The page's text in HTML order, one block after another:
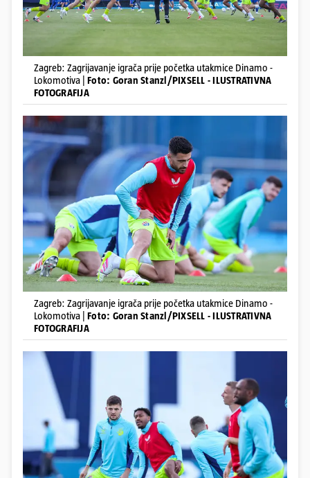
Zagreb: Zagrijavanje igrača prije početka utakmice Dinamo -
Lokomotiva | Foto: Goran Stanzl/PIXSELL - ILUSTRATIVNA
FOTOGRAFIJA
Zagreb: Zagrijavanje igrača prije početka utakmice Dinamo -
Lokomotiva | Foto: Goran Stanzl/PIXSELL - ILUSTRATIVNA
FOTOGRAFIJA